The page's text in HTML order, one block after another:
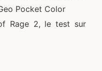
Pocket Color
Rage 2, le test sur